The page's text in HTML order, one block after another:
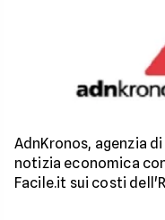
AdnKronos, agenzia
notizia economica
Facile.it sui costi